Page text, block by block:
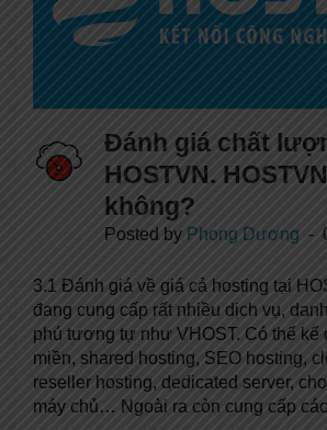
Đánh giá chất
HOSTVN.
không?
Posted by Phong Dương
3.1 Đánh giá về giá cả hosting tại
đang cung cấp rất nhiều dịch vụ,
phú tương tự như VHOST. Có thể kể
miền, shared hosting, SEO hosting,
reseller hosting, dedicated server,
máy chủ… Ngoài ra còn cung cấp